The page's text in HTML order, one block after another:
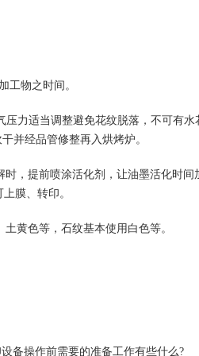
工物之时间。
压力适当调整避免花纹脱落，不可有水
并经品管修整再入烘烤炉。
，提前喷涂活化剂，让油墨活化时间
膜、转印。
黄色等，石纹基本使用白色等。
备操作前需要的准备工作有些什么?